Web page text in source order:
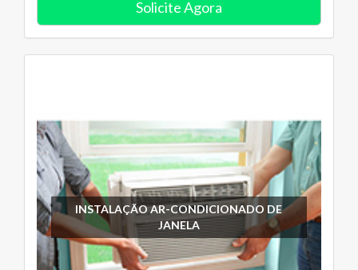
Solicite Agora
INSTALAÇÃO AR-CONDICIONADO DE
JANELA